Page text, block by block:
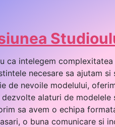
ca intelegem
necesare sa ajutam
de nevoile modelului,
dezvolte alaturi de modelele
sa avem o echipa
o buna comunicare si